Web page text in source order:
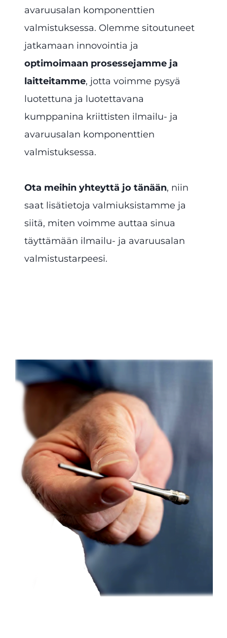
avaruusalan komponenttien
valmistuksessa. Olemme sitoutuneet
jatkamaan innovointia ja
optimoimaan prosessejamme ja
laitteitamme, jotta voimme pysyä
luotettuna ja luotettavana
kumppanina kriittisten ilmailu- ja
avaruusalan komponenttien
valmistuksessa.
Ota meihin yhteyttä jo tänään, niin
saat lisätietoja valmiuksistamme ja
siitä, miten voimme auttaa sinua
täyttämään ilmailu- ja avaruusalan
valmistustarpeesi.